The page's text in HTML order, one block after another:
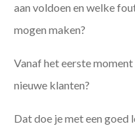
aan voldoen en welke
mogen maken?
Vanaf het eerste
nieuwe klanten?
Dat doe je met een goed